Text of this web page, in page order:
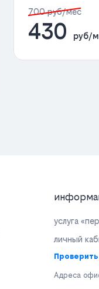
700 руб/мес
430 руб/
услуга
личный
Адреса